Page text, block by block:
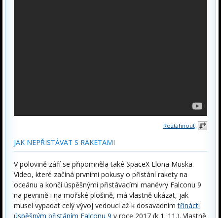
Roztáhnout
JAK NEPŘISTÁVAT S RAKETAMI
V polovině září se připomněla také SpaceX Elona Muska.
Video, které začíná prvními pokusy o přistání rakety na
oceánu a končí úspěšnými přistávacími manévry Falconu 9
na pevnině i na mořské plošině, má vlastně ukázat, jak
musel vypadat celý vývoj vedoucí až k dosavadnímtřinácti
úspěšným přistáním Falconu 9 v roce 2017 (k 1. 11.). Vlastně